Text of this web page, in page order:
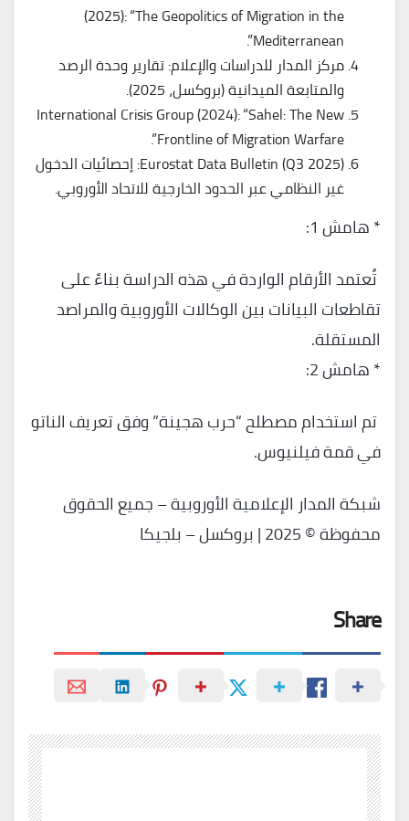
(2025): “The Geopolitics of Migration in the
Mediterranean”.
مركز المدار للدراسات والإعلام: تقارير وحدة الرصد
والمتابعة الميدانية (بروكسل، 2025).
International Crisis Group (2024): “Sahel: The New
Frontline of Migration Warfare”.
Eurostat Data Bulletin (Q3 2025): إحصائيات الدخول
غير النظامي عبر الحدود الخارجية للاتحاد الأوروبي.
* هامش 1:
تُعتمد الأرقام الواردة في هذه الدراسة بناءً على
تقاطعات البيانات بين الوكالات الأوروبية والمراصد
المستقلة.
* هامش 2:
تم استخدام مصطلح “حرب هجينة” وفق تعريف الناتو
في قمة فيلنيوس.
شبكة المدار الإعلامية الأوروبية – جميع الحقوق
محفوظة © 2025 | بروكسل – بلجيكا
Share